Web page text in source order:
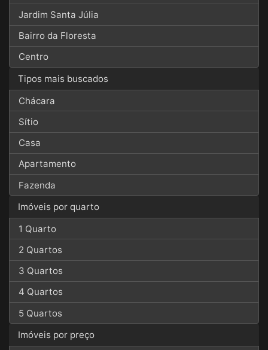
Jardim Santa Júlia
Bairro da Floresta
Centro
Tipos mais buscados
Chácara
Sítio
Casa
Apartamento
Fazenda
Imóveis por quarto
1 Quarto
2 Quartos
3 Quartos
4 Quartos
5 Quartos
Imóveis por preço